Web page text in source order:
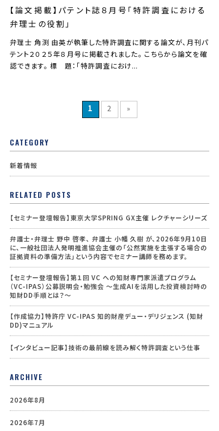
【論文掲載】パテント誌８月号「特許調査における
弁理士の役割」
弁理士 角渕 由英が執筆した特許調査に関する論文が、月刊パ
テント２０２５年８月号に掲載されました。 こちらから論文を確
認できます。 標 題：「特許調査におけ...
1 2 »
CATEGORY
新着情報
RELATED POSTS
【セミナー登壇報告】東京大学SPRING GX主催 レクチャーシリーズ
弁護士・弁理士 野中 啓孝、 弁護士 小幡 久樹 が、2026年9月10日
に、一般社団法人発明推進協会主催の「公然実施を主張する場合の
証拠資料の準備方法」という内容でセミナー講師を務めます。
【セミナー登壇報告】第１回 VC への知財専門家派遣プログラム
（VC-IPAS）公募説明会・勉強会 ～生成AIを活用した投資検討時の
知財DD手順とは？～
【作成協力】特許庁 VC-IPAS 知的財産デュー・デリジェンス (知財
DD)マニュアル
【インタビュー記事】技術の最前線を読み解く特許調査という仕事
ARCHIVE
2026年8月
2026年7月